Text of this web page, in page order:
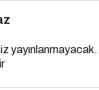
yayınlanmayacak.